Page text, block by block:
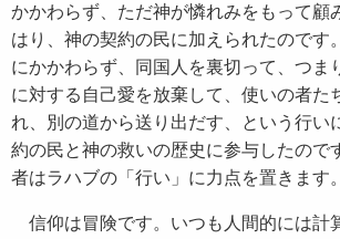
かかわらず、ただ神が憐れみをもって顧
はり、神の契約の民に加えられたのです
にかかわらず、同国人を裏切って、つま
に対する自己愛を放棄して、使いの者た
れ、別の道から送り出だす、という行い
約の民と神の救いの歴史に参与したので
者はラハブの「行い」に力点を置きます。
信仰は冒険です。いつも人間的には計